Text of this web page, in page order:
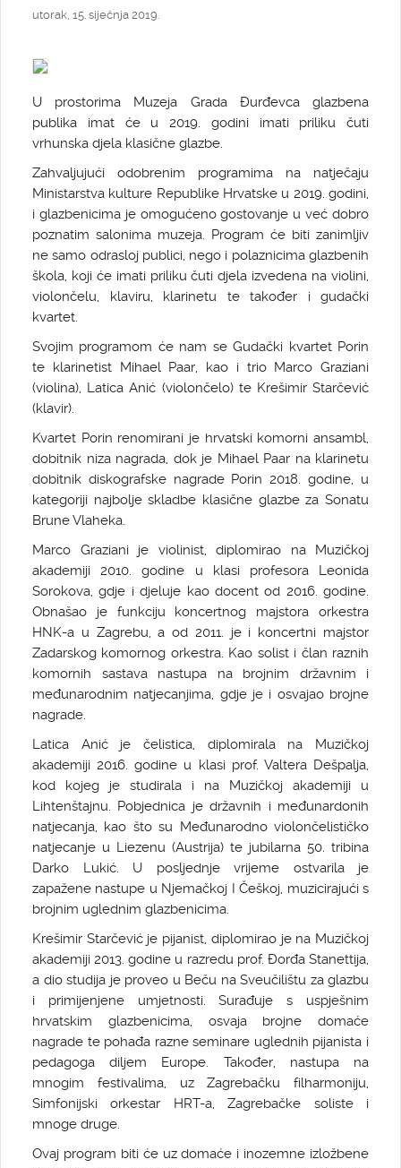
utorak, 15. siječnja 2019.
U prostorima Muzeja Grada Đurđevca glazbena
publika imat će u 2019. godini imati priliku čuti
vrhunska djela klasične glazbe.
Zahvaljujući odobrenim programima na natječaju
Ministarstva kulture Republike Hrvatske u 2019. godini,
i glazbenicima je omogućeno gostovanje u već dobro
poznatim salonima muzeja. Program će biti zanimljiv
ne samo odrasloj publici, nego i polaznicima glazbenih
škola, koji će imati priliku čuti djela izvedena na violini,
violončelu, klaviru, klarinetu te također i gudački
kvartet.
Svojim programom će nam se Gudački kvartet Porin
te klarinetist Mihael Paar, kao i trio Marco Graziani
(violina), Latica Anić (violončelo) te Krešimir Starčević
(klavir).
Kvartet Porin renomirani je hrvatski komorni ansambl,
dobitnik niza nagrada, dok je Mihael Paar na klarinetu
dobitnik diskografske nagrade Porin 2018. godine, u
kategoriji najbolje skladbe klasične glazbe za Sonatu
Brune Vlaheka.
Marco Graziani je violinist, diplomirao na Muzičkoj
akademiji 2010. godine u klasi profesora Leonida
Sorokova, gdje i djeluje kao docent od 2016. godine.
Obnašao je funkciju koncertnog majstora orkestra
HNK-a u Zagrebu, a od 2011. je i koncertni majstor
Zadarskog komornog orkestra. Kao solist i član raznih
komornih sastava nastupa na brojnim državnim i
međunarodnim natjecanjima, gdje je i osvajao brojne
nagrade.
Latica Anić je čelistica, diplomirala na Muzičkoj
akademiji 2016. godine u klasi prof. Valtera Dešpalja,
kod kojeg je studirala i na Muzičkoj akademiji u
Lihtenštajnu. Pobjednica je državnih i međunardonih
natjecanja, kao što su Međunarodno violončelističko
natjecanje u Liezenu (Austrija) te jubilarna 50. tribina
Darko Lukić. U posljednje vrijeme ostvarila je
zapažene nastupe u Njemačkoj I Češkoj, muzicirajući s
brojnim uglednim glazbenicima.
Krešimir Starčević je pijanist, diplomirao je na Muzičkoj
akademiji 2013. godine u razredu prof. Đorđa Stanettija,
a dio studija je proveo u Beču na Sveučilištu za glazbu
i primijenjene umjetnosti. Surađuje s uspješnim
hrvatskim glazbenicima, osvaja brojne domaće
nagrade te pohađa razne seminare uglednih pijanista i
pedagoga diljem Europe. Također, nastupa na
mnogim festivalima, uz Zagrebačku filharmoniju,
Simfonijski orkestar HRT-a, Zagrebačke soliste i
mnoge druge.
Ovaj program biti će uz domaće i inozemne izložbene